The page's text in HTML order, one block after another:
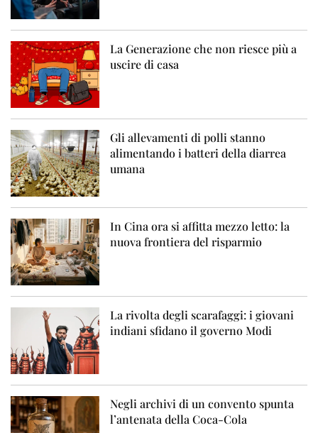
La Generazione che non riesce più a
uscire di casa
Gli allevamenti di polli stanno
alimentando i batteri della diarrea
umana
In Cina ora si affitta mezzo letto: la
nuova frontiera del risparmio
La rivolta degli scarafaggi: i giovani
indiani sfidano il governo Modi
Negli archivi di un convento spunta
l’antenata della Coca-Cola